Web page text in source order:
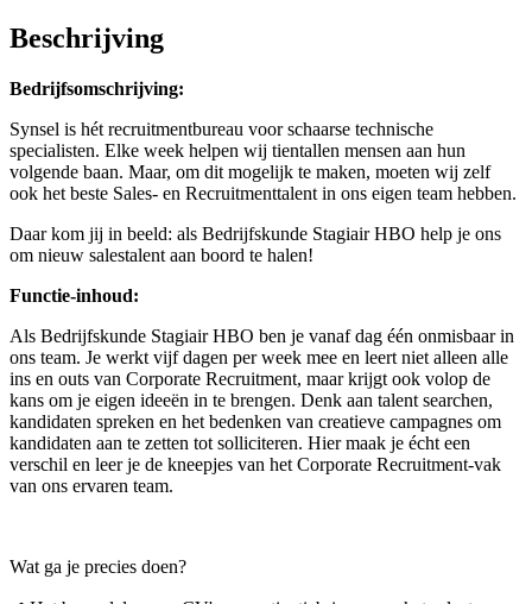
Beschrijving
Bedrijfsomschrijving:
Synsel is hét recruitmentbureau voor schaarse technische
specialisten. Elke week helpen wij tientallen mensen aan hun
volgende baan. Maar, om dit mogelijk te maken, moeten wij zelf
ook het beste Sales- en Recruitmenttalent in ons eigen team hebben.
Daar kom jij in beeld: als Bedrijfskunde Stagiair HBO help je ons
om nieuw salestalent aan boord te halen!
Functie-inhoud:
Als Bedrijfskunde Stagiair HBO ben je vanaf dag één onmisbaar in
ons team. Je werkt vijf dagen per week mee en leert niet alleen alle
ins en outs van Corporate Recruitment, maar krijgt ook volop de
kans om je eigen ideeën in te brengen. Denk aan talent searchen,
kandidaten spreken en het bedenken van creatieve campagnes om
kandidaten aan te zetten tot solliciteren. Hier maak je écht een
verschil en leer je de kneepjes van het Corporate Recruitment-vak
van ons ervaren team.
Wat ga je precies doen?